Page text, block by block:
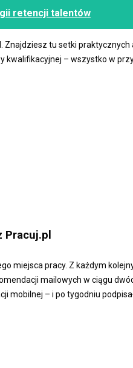
retencji talentów
Znajdziesz tu setki praktycznych
kwalifikacyjnej – wszystko w
Pracuj.pl
miejsca pracy. Z każdym
mailowych w ciągu
mobilnej – i po tygodniu